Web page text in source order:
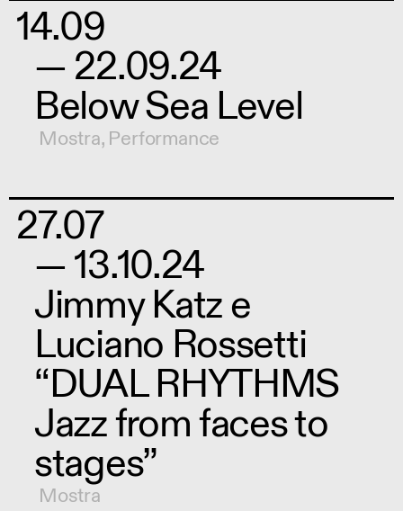
14.09
— 22.09.24
Below Sea Level
Mostra, Performance
27.07
— 13.10.24
Jimmy Katz e
Luciano Rossetti
“DUAL RHYTHMS
Jazz from faces to
stages”
Mostra